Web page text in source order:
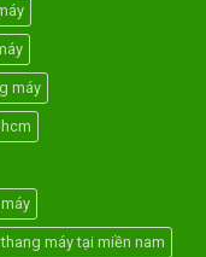
máy
máy tại miền nam